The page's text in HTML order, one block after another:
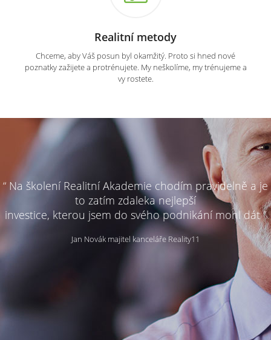
Realitní metody
Chceme, aby Váš posun byl okamžitý. Proto si hned nové
poznatky zažijete a protrénujete. My neškolíme, my trénujeme a
vy rostete.
“ Na školení Realitní Akademie chodím pravidelně a je
to zatím zdaleka nejlepší
investice, kterou jsem do svého podnikání mohl dát ”
Jan Novák majitel kanceláře Reality11